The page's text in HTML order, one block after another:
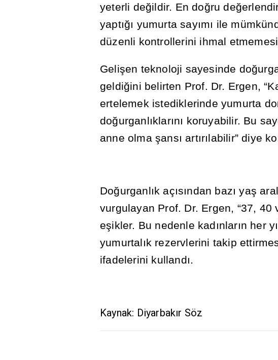
yeterli değildir. En doğru değ
yaptığı yumurta sayımı ile
düzenli kontrollerini ihmal
Gelişen teknoloji sayesinde doğ
geldiğini belirten Prof. Dr. Ergen,
ertelemek istediklerinde yumurta
doğurganlıklarını koruyabilir. Bu
anne olma şansı artırılabilir” diye
Doğurganlık açısından bazı yaş aral
vurgulayan Prof. Dr. Ergen, “37, 40
eşikler. Bu nedenle kadınların her yı
yumurtalık rezervlerini takip
ifadelerini kullandı.
Kaynak: Diyarbakır Söz